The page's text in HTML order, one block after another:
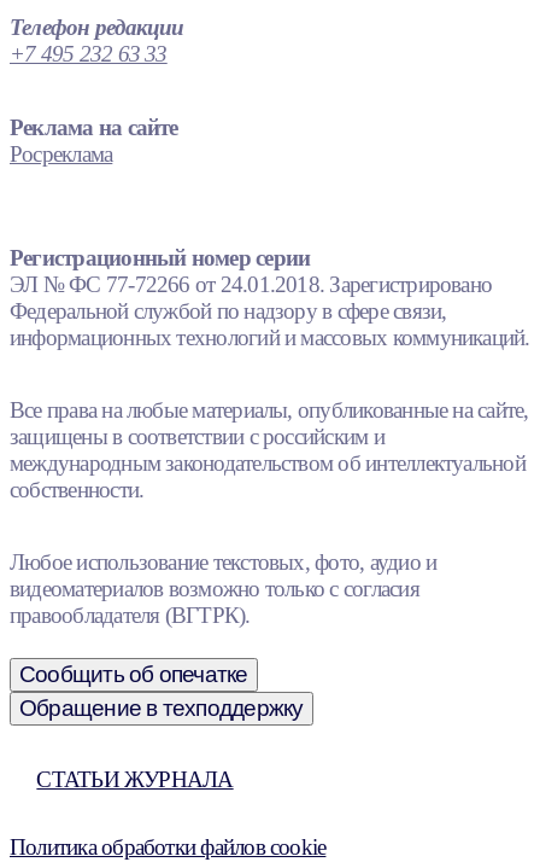
Телефон редакции
+7 495 232 63 33
Реклама на сайте
Росреклама
Регистрационный номер серии
ЭЛ № ФС 77-72266 от 24.01.2018. Зарегистрировано
Федеральной службой по надзору в сфере связи,
информационных технологий и массовых коммуникаций.
Все права на любые материалы, опубликованные на сайте,
защищены в соответствии с российским и
международным законодательством об интеллектуальной
собственности.
Любое использование текстовых, фото, аудио и
видеоматериалов возможно только с согласия
правообладателя (ВГТРК).
Сообщить об опечатке
Обращение в техподдержку
СТАТЬИ ЖУРНАЛА
Политика обработки файлов cookie